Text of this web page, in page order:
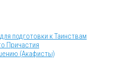
подготовки к Таинствам
Причастия
(Акафисты)